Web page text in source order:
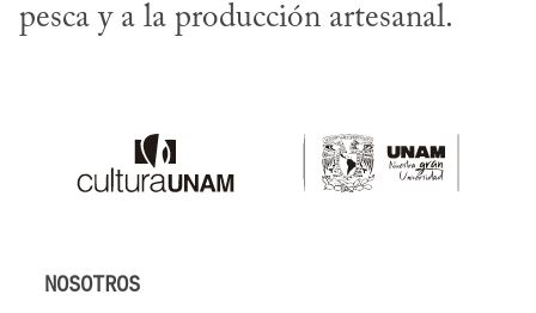
pesca y a la producción artesanal.
NOSOTROS